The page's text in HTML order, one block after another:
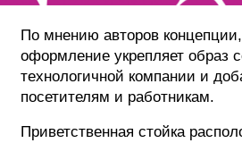
По мнению авторов
оформление укрепляет образ
технологичной компании и
посетителям и работникам.
Приветственная стойка